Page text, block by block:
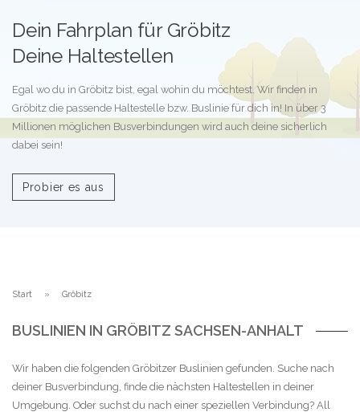
Dein Fahrplan für Gröbitz
Deine Haltestellen
Egal wo du in Gröbitz bist, egal wohin du möchtest. Wir finden in
Gröbitz die passende Haltestelle bzw. Buslinie für dich in! In über 3
Millionen möglichen Busverbindungen wird auch deine sicherlich
dabei sein!
Probier es aus
Start Gröbitz
BUSLINIEN IN GRÖBITZ SACHSEN-ANHALT
Wir haben die folgenden Gröbitzer Buslinien gefunden. Suche nach
deiner Busverbindung, finde die nächsten Haltestellen in deiner
Umgebung. Oder suchst du nach einer speziellen Verbindung? All